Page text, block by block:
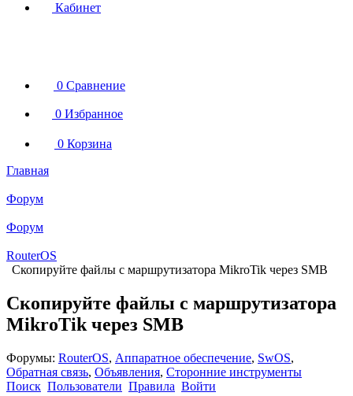
Кабинет
0 Сравнение
0 Избранное
0 Корзина
Главная
Форум
Форум
RouterOS
Скопируйте файлы с маршрутизатора MikroTik через SMB
Скопируйте файлы с маршрутизатора
MikroTik через SMB
Форумы: RouterOS, Аппаратное обеспечение, SwOS,
Обратная связь, Объявления, Сторонние инструменты
Поиск Пользователи Правила Войти